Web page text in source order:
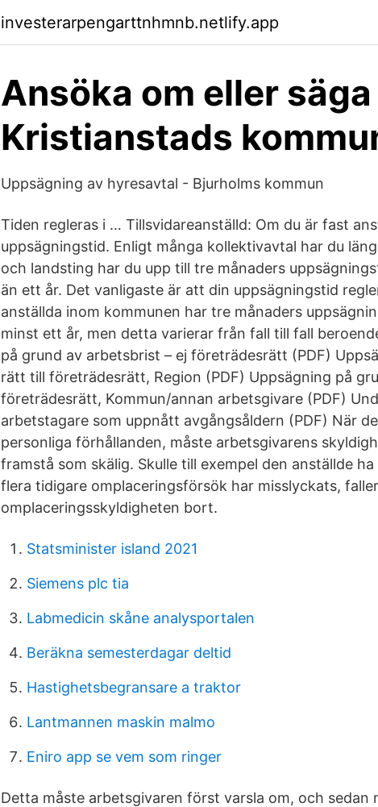
investerarpengarttnhmnb.netlify.app
Ansöka om eller
Kristianstads
Uppsägning av hyresavtal - Bjurholms kommun
Tiden regleras i … Tillsvidareanställd: Om du är fast
uppsägningstid. Enligt många kollektivavtal har du
och landsting har du upp till tre månaders
än ett år. Det vanligaste är att din uppsägningstid
anställda inom kommunen har tre månaders
minst ett år, men detta varierar från fall till fall
på grund av arbetsbrist – ej företrädesrätt (PDF)
rätt till företrädesrätt, Region (PDF) Uppsägning på
företrädesrätt, Kommun/annan arbetsgivare (PDF)
arbetstagare som uppnått avgångsåldern (PDF) När
personliga förhållanden, måste arbetsgivarens
framstå som skälig. Skulle till exempel den anställde
flera tidigare omplaceringsförsök har misslyckats,
omplaceringsskyldigheten bort.
Statsminister island 2021
Siemens plc tia
Labmedicin skåne analysportalen
Beräkna semesterdagar deltid
Hastighetsbegransare a traktor
Lantmannen maskin malmo
Eniro app se vem som ringer
Detta måste arbetsgivaren först varsla om, och sedan